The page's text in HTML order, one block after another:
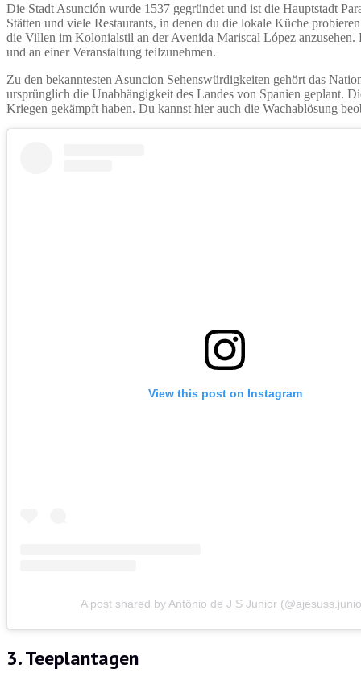
Die Stadt Asunción wurde 1537 gegründet und ist die Hauptstadt
Stätten und viele Restaurants, in denen du die lokale Küche
die Villen im Kolonialstil an der Avenida Mariscal López
und an einer Veranstaltung teilzunehmen.
Zu den bekanntesten Asuncion Sehenswürdigkeiten gehört das
ursprünglich die Unabhängigkeit des Landes von Spanien geplant.
Kriegen gekämpft haben. Du kannst hier auch die Wachablösung
View this post on Instagram
A post shared by Antônio de J S Junior
3. Teeplantagen